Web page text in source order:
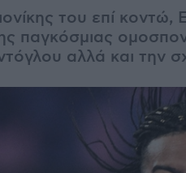
του επί
παγκόσμιας
αλλά και την